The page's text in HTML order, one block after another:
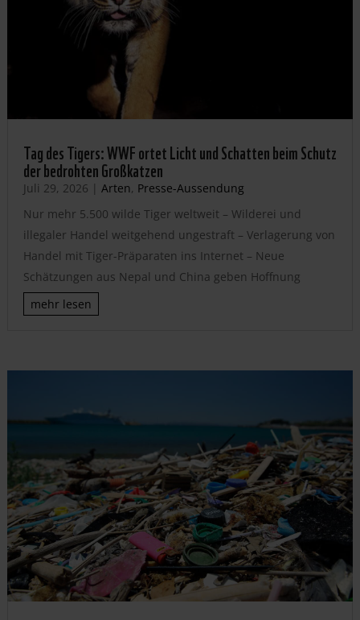
Tag des Tigers: WWF ortet Licht und Schatten beim Schutz
der bedrohten Großkatzen
Juli 29, 2026 | Arten, Presse-Aussendung
Nur mehr 5.500 wilde Tiger weltweit – Wilderei und
illegaler Handel weitgehend ungestraft – Verlagerung von
Handel mit Tiger-Präparaten ins Internet – Neue
Schätzungen aus Nepal und China geben Hoffnung
mehr lesen